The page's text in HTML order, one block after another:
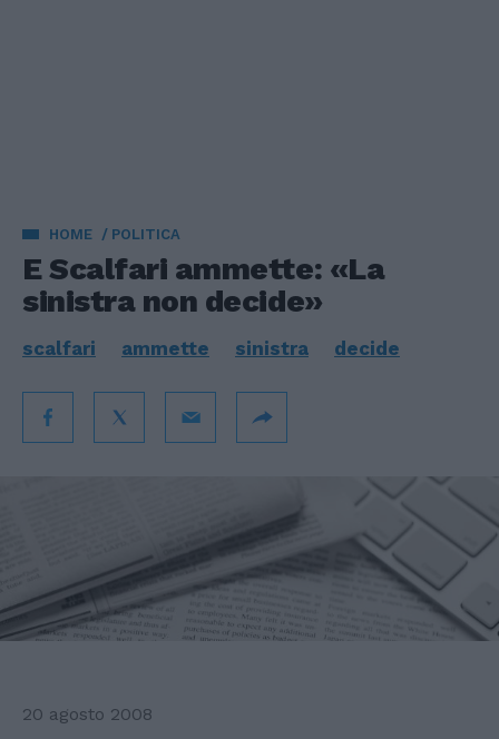
HOME POLITICA
E Scalfari ammette: «La
sinistra non decide»
scalfari ammette sinistra decide
20 agosto 2008